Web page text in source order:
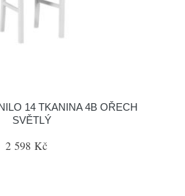
14 TKANINA 4B OŘECH
SVĚTLÝ
2 598 Kč